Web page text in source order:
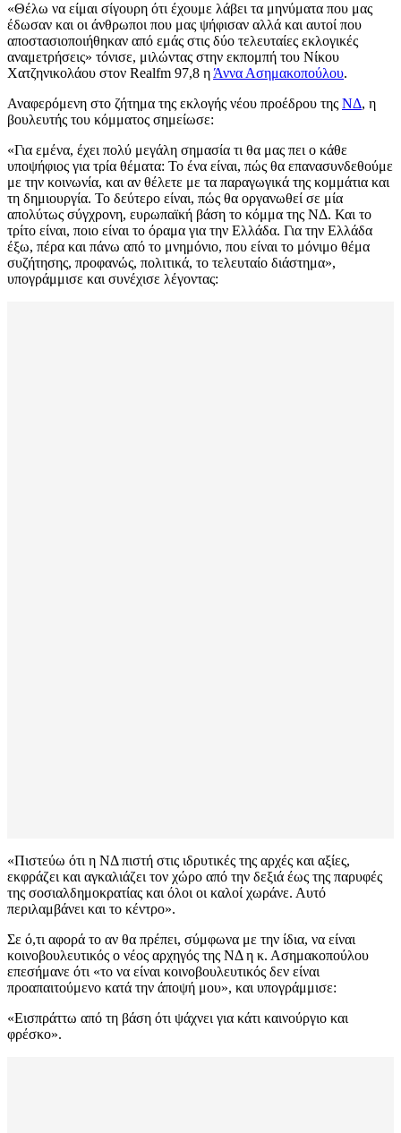
«Θέλω να είμαι σίγουρη ότι έχουμε λάβει τα μηνύματα που μας
έδωσαν και οι άνθρωποι που μας ψήφισαν αλλά και αυτοί που
αποστασιοποιήθηκαν από εμάς στις δύο τελευταίες εκλογικές
αναμετρήσεις» τόνισε, μιλώντας στην εκπομπή του Νίκου
Χατζηνικολάου στον Realfm 97,8 η Άννα Ασημακοπούλου.
Αναφερόμενη στο ζήτημα της εκλογής νέου προέδρου της ΝΔ, η
βουλευτής του κόμματος σημείωσε:
«Για εμένα, έχει πολύ μεγάλη σημασία τι θα μας πει ο κάθε
υποψήφιος για τρία θέματα: Το ένα είναι, πώς θα επανασυνδεθούμε
με την κοινωνία, και αν θέλετε με τα παραγωγικά της κομμάτια και
τη δημιουργία. Το δεύτερο είναι, πώς θα οργανωθεί σε μία
απολύτως σύγχρονη, ευρωπαϊκή βάση το κόμμα της ΝΔ. Και το
τρίτο είναι, ποιο είναι το όραμα για την Ελλάδα. Για την Ελλάδα
έξω, πέρα και πάνω από το μνημόνιο, που είναι το μόνιμο θέμα
συζήτησης, προφανώς, πολιτικά, το τελευταίο διάστημα»,
υπογράμμισε και συνέχισε λέγοντας:
«Πιστεύω ότι η ΝΔ πιστή στις ιδρυτικές της αρχές και αξίες,
εκφράζει και αγκαλιάζει τον χώρο από την δεξιά έως της παρυφές
της σοσιαλδημοκρατίας και όλοι οι καλοί χωράνε. Αυτό
περιλαμβάνει και το κέντρο».
Σε ό,τι αφορά το αν θα πρέπει, σύμφωνα με την ίδια, να είναι
κοινοβουλευτικός ο νέος αρχηγός της ΝΔ η κ. Ασημακοπούλου
επεσήμανε ότι «το να είναι κοινοβουλευτικός δεν είναι
προαπαιτούμενο κατά την άποψή μου», και υπογράμμισε:
«Εισπράττω από τη βάση ότι ψάχνει για κάτι καινούργιο και
φρέσκο».